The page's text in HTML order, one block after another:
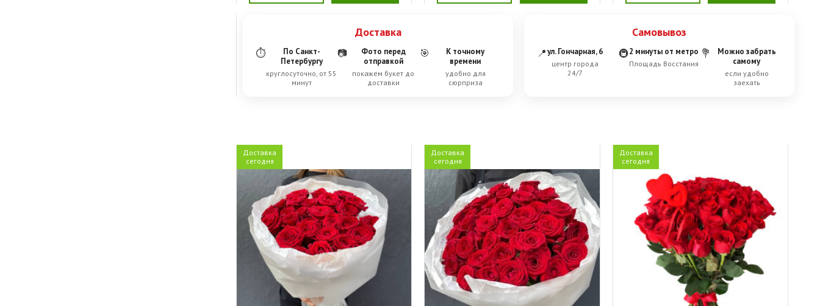
Доставка
⏱
По Санкт-
Петербургу
круглосуточно, от 55
минут
📷
Фото перед
отправкой
покажем букет до
доставки
🎯
К точному
времени
удобно для
сюрприза
Самовывоз
📍ул. Гончарная, 6
центр города
24/7
🚇2 минуты от метро
Площадь Восстания
💐
Можно забрать
самому
если удобно
заехать
Доставка
сегодня
Доставка
сегодня
Доставка
сегодня